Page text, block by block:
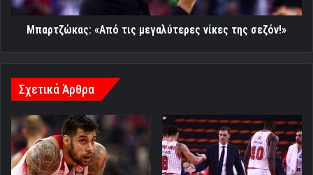
Μπαρτζώκας: «Από τις μεγαλύτερες νίκες της σεζόν!»
Σχετικά Άρθρα